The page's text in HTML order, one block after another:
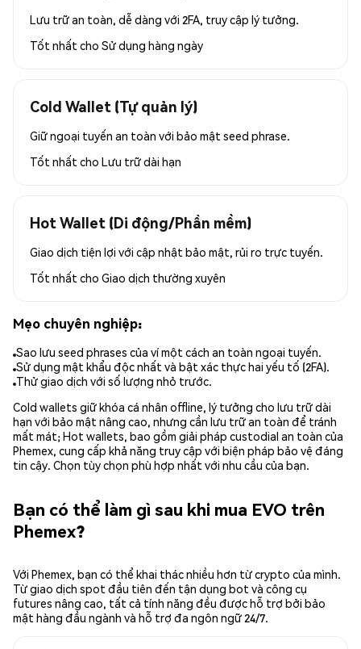
Lưu trữ an toàn, dễ dàng với 2FA, truy cập lý tưởng.
Tốt nhất cho Sử dụng hàng ngày
Cold Wallet (Tự quản lý)
Giữ ngoại tuyến an toàn với bảo mật seed phrase.
Tốt nhất cho Lưu trữ dài hạn
Hot Wallet (Di động/Phần mềm)
Giao dịch tiện lợi với cập nhật bảo mật, rủi ro trực tuyến.
Tốt nhất cho Giao dịch thường xuyên
Mẹo chuyên nghiệp:
Sao lưu seed phrases của ví một cách an toàn ngoại tuyến.
Sử dụng mật khẩu độc nhất và bật xác thực hai yếu tố (2FA).
Thử giao dịch với số lượng nhỏ trước.
Cold wallets giữ khóa cá nhân offline, lý tưởng cho lưu trữ dài
hạn với bảo mật nâng cao, nhưng cần lưu trữ an toàn để tránh
mất mát; Hot wallets, bao gồm giải pháp custodial an toàn của
Phemex, cung cấp khả năng truy cập với biện pháp bảo vệ đáng
tin cậy. Chọn tùy chọn phù hợp nhất với nhu cầu của bạn.
Bạn có thể làm gì sau khi mua EVO trên
Phemex?
Với Phemex, bạn có thể khai thác nhiều hơn từ crypto của mình.
Từ giao dịch spot đầu tiên đến tận dụng bot và công cụ
futures nâng cao, tất cả tính năng đều được hỗ trợ bởi bảo
mật hàng đầu ngành và hỗ trợ đa ngôn ngữ 24/7.